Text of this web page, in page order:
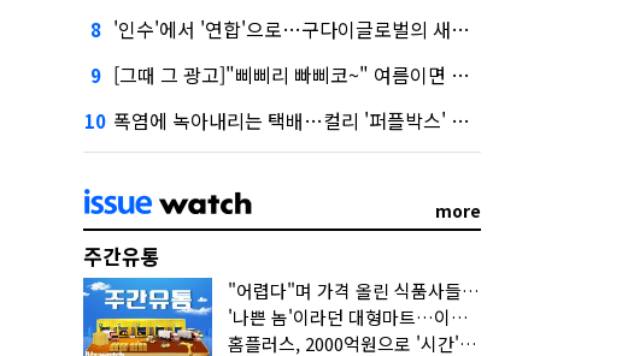
8 '인수'에서 '연합'으로…구다이글로벌의 새로운 투자법
9 [그때 그 광고]"삐삐리 빠삐코~" 여름이면 생각나는 그 노래
10 폭염에 녹아내리는 택배…컬리 '퍼플박스' 대안 될까
more
주간유통
"어렵다"며 가격 올린 식품사들…진짜 어려운 거 맞아?
'나쁜 놈'이라던 대형마트…이젠 '불쌍한 놈' 됐다
홈플러스, 2000억원으로 '시간'을 샀다